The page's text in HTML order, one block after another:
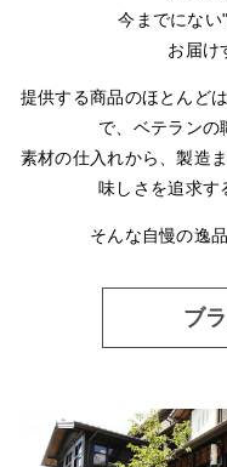
今までにない
お届け
提供する商品のほとんど
で、ベテランの
素材の仕入れから、製造
味しさを追求す
そんな自慢の逸
ブ